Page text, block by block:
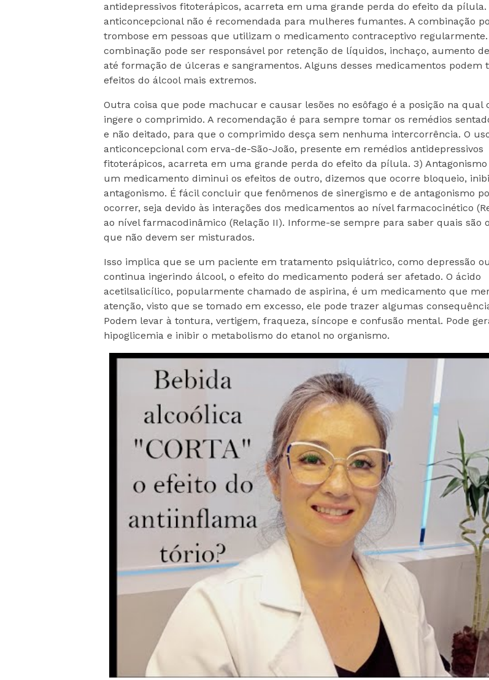
antidepressivos fitoterápicos, acarreta em uma grande perda do efeito da
anticoncepcional não é recomendada para mulheres fumantes. A combinação
trombose em pessoas que utilizam o medicamento contraceptivo regularmente.
combinação pode ser responsável por retenção de líquidos, inchaço, aumento
até formação de úlceras e sangramentos. Alguns desses medicamentos podem
efeitos do álcool mais extremos.
Outra coisa que pode machucar e causar lesões no esôfago é a posição na qual
ingere o comprimido. A recomendação é para sempre tomar os remédios
e não deitado, para que o comprimido desça sem nenhuma intercorrência. O
anticoncepcional com erva-de-São-João, presente em remédios antidepressivos
fitoterápicos, acarreta em uma grande perda do efeito da pílula. 3)
um medicamento diminui os efeitos de outro, dizemos que ocorre bloqueio,
antagonismo. É fácil concluir que fenômenos de sinergismo e de antagonismo
ocorrer, seja devido às interações dos medicamentos ao nível farmacocinético
ao nível farmacodinâmico (Relação II). Informe-se sempre para saber quais são
que não devem ser misturados.
Isso implica que se um paciente em tratamento psiquiátrico, como depressão
continua ingerindo álcool, o efeito do medicamento poderá ser afetado. O ácido
acetilsalicílico, popularmente chamado de aspirina, é um medicamento que
atenção, visto que se tomado em excesso, ele pode trazer algumas
Podem levar à tontura, vertigem, fraqueza, síncope e confusão mental. Pode
hipoglicemia e inibir o metabolismo do etanol no organismo.